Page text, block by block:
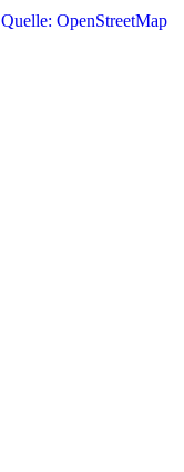
Quelle: OpenStreetMap